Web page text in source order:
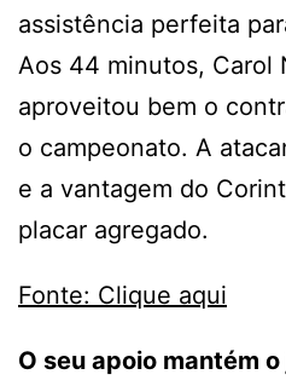
assistência perfeita
Aos 44 minutos, Carol
aproveitou bem o
o campeonato. A
e a vantagem do
placar agregado.
Fonte: Clique aqui
O seu apoio mantém